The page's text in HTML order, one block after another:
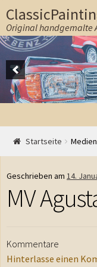
Original handgemalte
Start
Auftrag
Preise
Startseite Medien
Geschrieben am 14.
MV
Kommentare
Hinterlasse einen